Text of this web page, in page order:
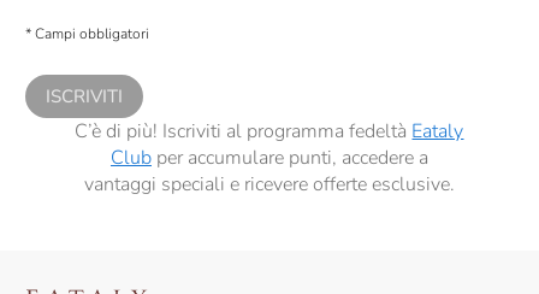
comunicazioni commerciali personalizzate, in caso di consenso prestato ai
* Campi obbligatori
ISCRIVITI
C’è di più! Iscriviti al programma fedeltà Eataly
Clubper accumulare punti, accedere a
vantaggi speciali e ricevere offerte esclusive.